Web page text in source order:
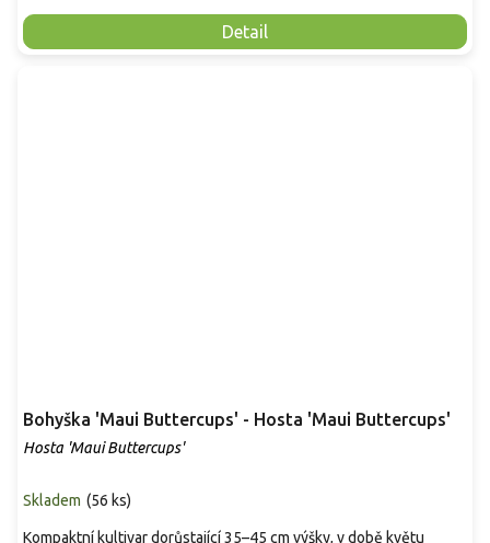
Detail
Bohyška 'Maui Buttercups' - Hosta 'Maui Buttercups'
Hosta 'Maui Buttercups'
Skladem (56 ks)
Kompaktní kultivar dorůstající 35–45 cm výšky, v době květu